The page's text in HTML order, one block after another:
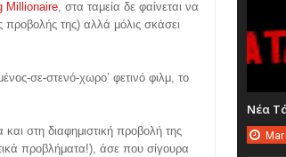
Millionaire, στα ταμεία δε φαίνεται να
προβολής της) αλλά μόλις σκάσει
σε-στενό-χωρο’ φετινό φιλμ, το
και στη διαφημιστική προβολή της
προβλήματα!), άσε που σίγουρα
Νέα
Mar